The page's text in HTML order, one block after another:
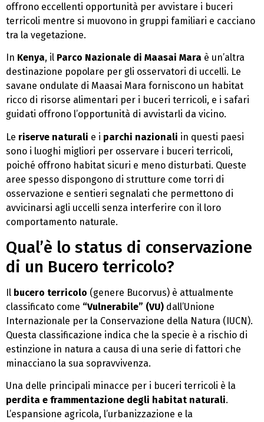
offrono eccellenti opportunità per avvistare i buceri
terricoli mentre si muovono in gruppi familiari e cacciano
tra la vegetazione.
In Kenya, il Parco Nazionale di Maasai Mara è un’altra
destinazione popolare per gli osservatori di uccelli. Le
savane ondulate di Maasai Mara forniscono un habitat
ricco di risorse alimentari per i buceri terricoli, e i safari
guidati offrono l’opportunità di avvistarli da vicino.
Le riserve naturali e i parchi nazionali in questi paesi
sono i luoghi migliori per osservare i buceri terricoli,
poiché offrono habitat sicuri e meno disturbati. Queste
aree spesso dispongono di strutture come torri di
osservazione e sentieri segnalati che permettono di
avvicinarsi agli uccelli senza interferire con il loro
comportamento naturale.
Qual’è lo status di conservazione
di un Bucero terricolo?
Il bucero terricolo (genere Bucorvus) è attualmente
classificato come “Vulnerabile” (VU) dall’Unione
Internazionale per la Conservazione della Natura (IUCN).
Questa classificazione indica che la specie è a rischio di
estinzione in natura a causa di una serie di fattori che
minacciano la sua sopravvivenza.
Una delle principali minacce per i buceri terricoli è la
perdita e frammentazione degli habitat naturali.
L’espansione agricola, l’urbanizzazione e la